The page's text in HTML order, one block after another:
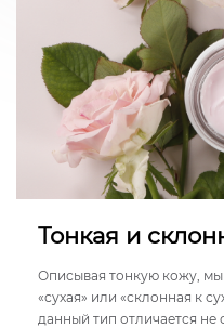
Тонкая и
Описывая тонкую кожу, мы
«сухая» или «склонная к
данный тип отличается не